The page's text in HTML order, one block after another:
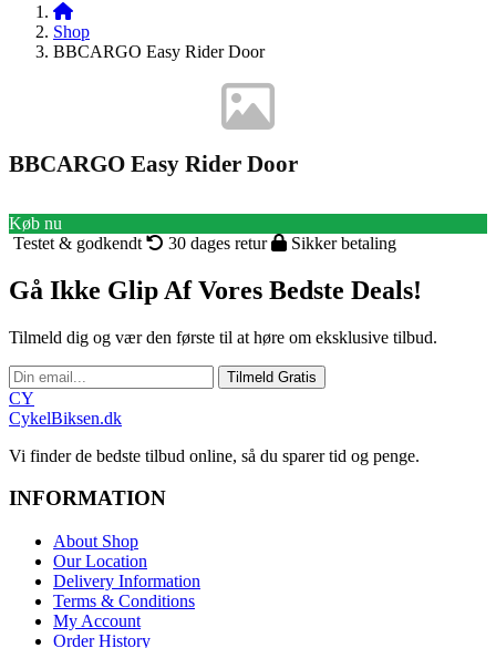
Shop
BBCARGO Easy Rider Door
BBCARGO Easy Rider Door
Køb nu
Testet & godkendt
30 dages retur Sikker betaling
Gå Ikke Glip Af Vores Bedste Deals!
Tilmeld dig og vær den første til at høre om eksklusive tilbud.
Tilmeld Gratis
CY
CykelBiksen.dk
Vi finder de bedste tilbud online, så du sparer tid og penge.
INFORMATION
About Shop
Our Location
Delivery Information
Terms & Conditions
My Account
Order History